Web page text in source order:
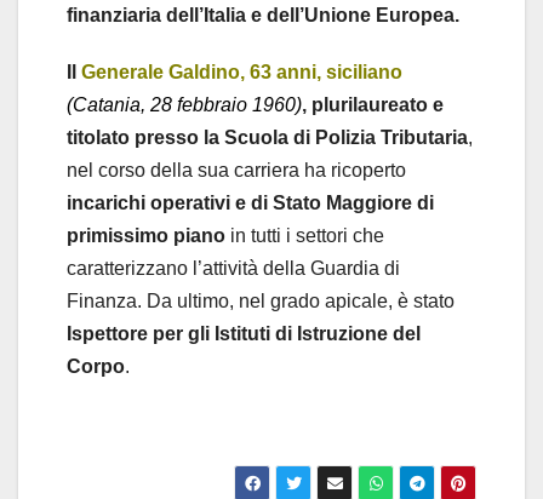
finanziaria dell’Italia e dell’Unione Europea.
Generale Galdino, 63 anni, siciliano
(Catania, 28 febbraio 1960), plurilaureato e
titolato presso la Scuola di Polizia Tributaria,
nel corso della sua carriera ha ricoperto
incarichi operativi e di Stato Maggiore di
primissimo piano in tutti i settori che
caratterizzano l’attività della Guardia di
Finanza. Da ultimo, nel grado apicale, è stato
Ispettore per gli Istituti di Istruzione del
Corpo.